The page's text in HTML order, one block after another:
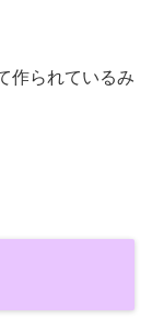
作られているみ